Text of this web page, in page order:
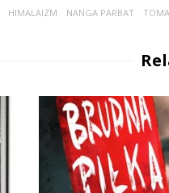
HIMALAIZM NANGA PARBAT